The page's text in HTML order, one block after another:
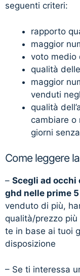
seguenti criteri:
rapporto
maggior
voto medio
qualità
maggior
venduti
qualità
cambiare o
giorni
Come leggere
– Scegli ad
ghd nelle prime
venduto di più,
qualità/prezzo
te in base ai tuoi
disposizione
– Se ti interessa